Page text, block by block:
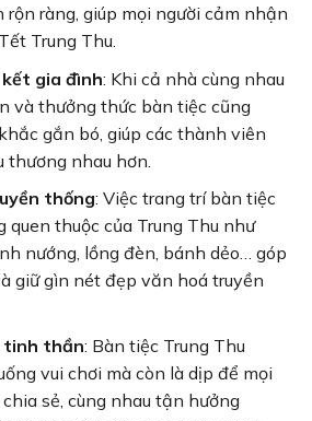
ràng, giúp mọi người cảm nhận
Trung Thu.
gia đình: Khi cả nhà cùng nhau
và thưởng thức bàn tiệc cũng
gắn bó, giúp các thành viên
thương nhau hơn.
thống: Việc trang trí bàn tiệc
quen thuộc của Trung Thu như
nướng, lồng đèn, bánh dẻo… góp
giữ gìn nét đẹp văn hoá truyền
tinh thần: Bàn tiệc Trung Thu
vui chơi mà còn là dịp để mọi
sẻ, cùng nhau tận hưởng